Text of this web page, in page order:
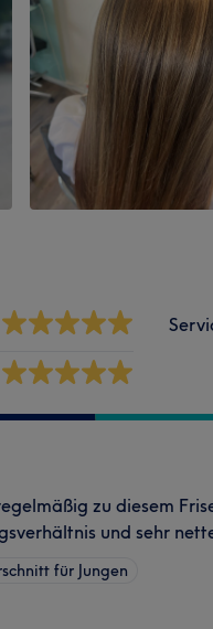
zu diesem
und sehr
für Jungen